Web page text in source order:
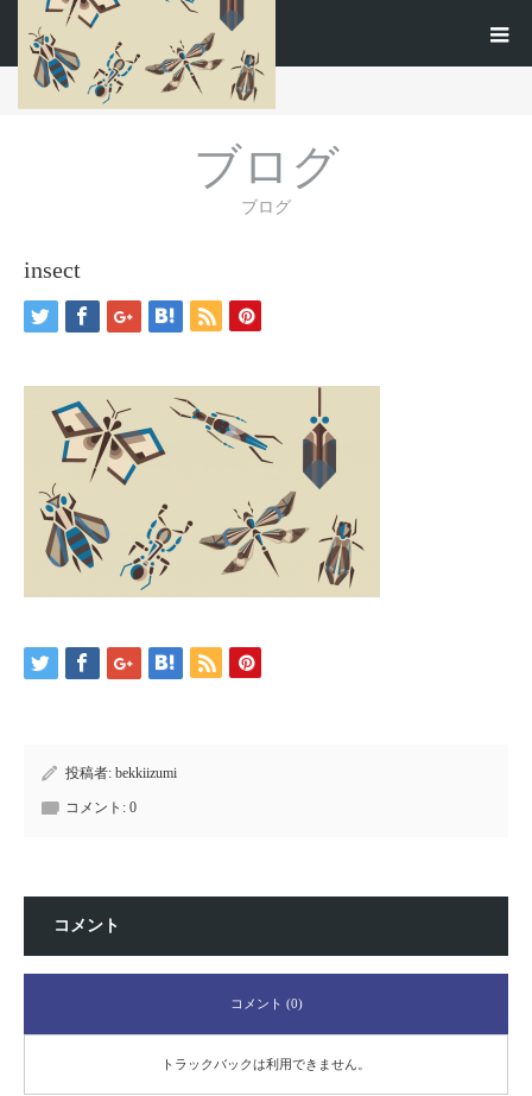
ホーム ブログ insect
ブログ
ブログ
insect
投稿者: bekkiizumi
コメント: 0
コメント
コメント (0)
トラックバックは利用できません。